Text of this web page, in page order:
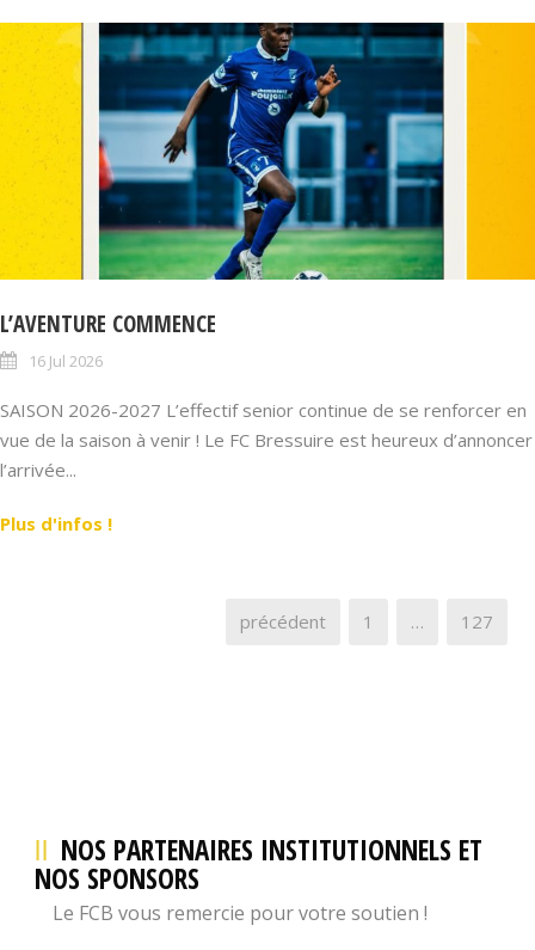
L’AVENTURE COMMENCE
16 Jul 2026
SAISON 2026-2027 L’effectif senior continue de se renforcer en
vue de la saison à venir ! Le FC Bressuire est heureux d’annoncer
l’arrivée...
Plus d'infos !
précédent 1 … 127
NOS PARTENAIRES INSTITUTIONNELS ET
NOS SPONSORS
Le FCB vous remercie pour votre soutien !